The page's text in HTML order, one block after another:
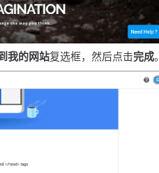
我的网站复选框，然后点击完成。